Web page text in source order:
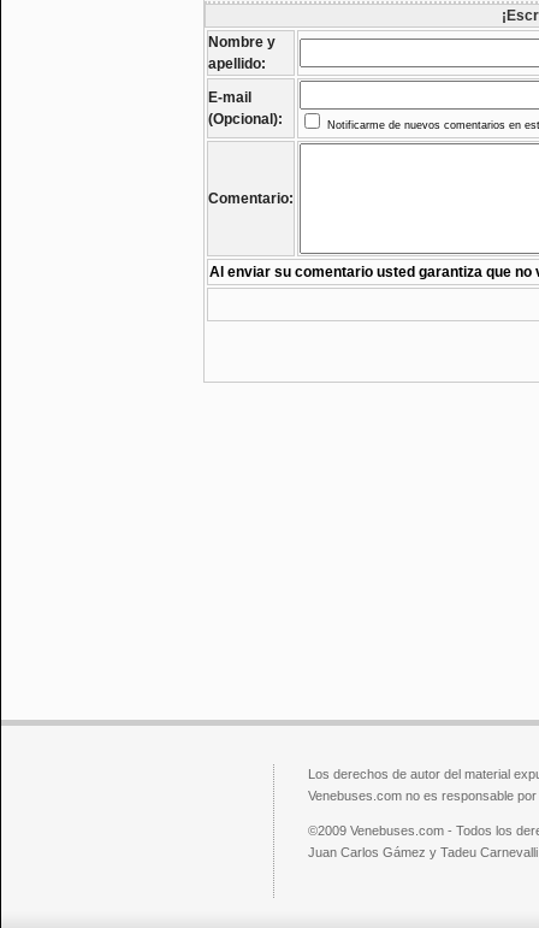
Nombre y
apellido:
E-mail
(Opcional):
Notificarme de nuevos comentarios en
Comentario:
Al enviar su comentario usted garantiza que no
Los derechos de autor del material
Venebuses.com no es responsable
©2009 Venebuses.com - Todos los
Juan Carlos Gámez y Tadeu Carnevalli